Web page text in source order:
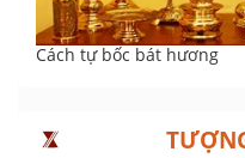
Cách tự bốc bát hương